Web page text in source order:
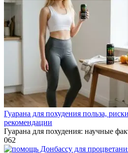
Гуарана для похудения польза,
рекомендации
Гуарана для похудения: научные
062